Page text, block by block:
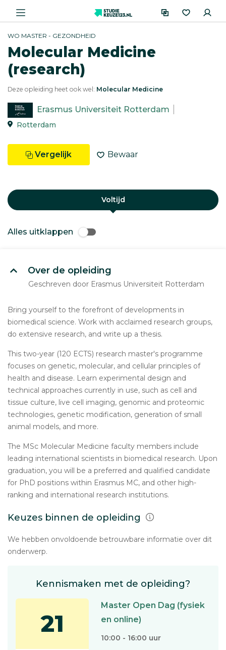
WO MASTER - GEZONDHEID
Molecular Medicine
(research)
Deze opleiding heet ook wel: Molecular Medicine
Erasmus Universiteit Rotterdam
Rotterdam
Vergelijk Bewaar
Voltijd
Alles uitklappen
Over de opleiding
Geschreven door Erasmus Universiteit Rotterdam
Bring yourself to the forefront of developments in
biomedical science. Work with acclaimed research groups,
do extensive research, and write up a thesis.
This two-year (120 ECTS) research master's programme
focuses on genetic, molecular, and cellular principles of
health and disease. Learn experimental design and
technical approaches currently in use, such as cell and
tissue culture, live cell imaging, genomic and proteomic
technologies, genetic modification, generation of small
animal models, and more.
The MSc Molecular Medicine faculty members include
leading international scientists in biomedical research. Upon
graduation, you will be a preferred and qualified candidate
for PhD positions within Erasmus MC, and other high-
ranking and international research institutions.
Keuzes binnen de opleiding
We hebben onvoldoende betrouwbare informatie over dit
onderwerp.
Kennismaken met de opleiding?
21
Master Open Dag (fysiek
en online)
10:00 - 16:00 uur